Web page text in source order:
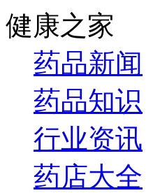
健康之家
药品新闻
药品知识
行业资讯
药店大全